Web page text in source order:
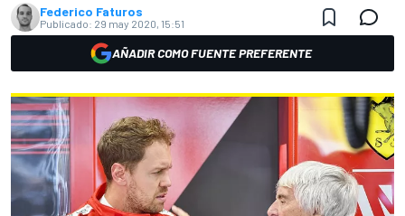
Federico Faturos
Publicado: 29 may 2020, 15:51
AÑADIR COMO FUENTE PREFERENTE